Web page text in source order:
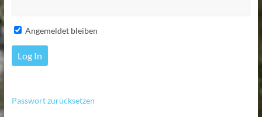
Angemeldet bleiben
Passwort zurücksetzen